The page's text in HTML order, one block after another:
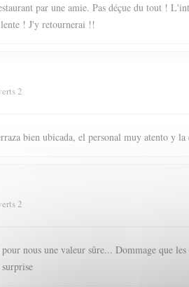
par une amie. Pas déçue du tout !
! J'y retournerai !!
2
bien ubicada, el personal muy atento y
2
nous une valeur sûre... Dommage que